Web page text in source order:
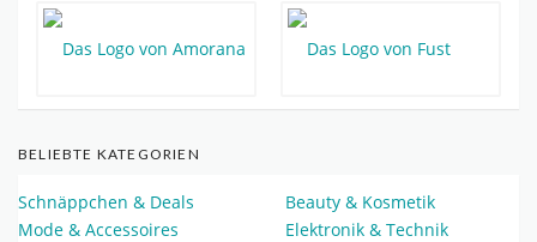
BELIEBTE KATEGORIEN
Schnäppchen & Deals
Beauty & Kosmetik
Mode & Accessoires
Elektronik & Technik